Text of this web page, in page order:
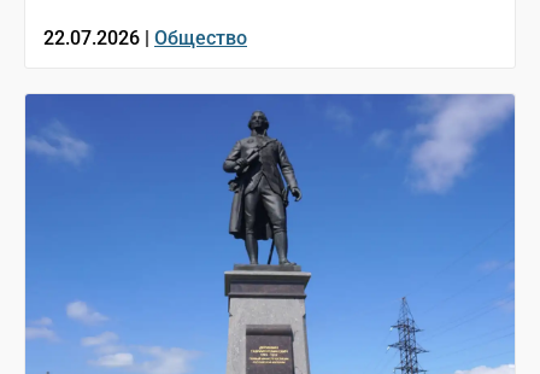
22.07.2026 | Общество